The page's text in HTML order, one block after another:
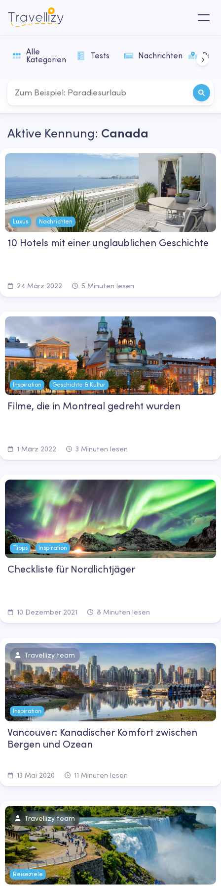
Alle
Kategorien
Tests Nachrichten
Aktive Kennung: Canada
Luxus Nachrichten
10 Hotels mit einer unglaublichen Geschichte
24 März 2022 5 Minuten lesen
Inspiration Geschichte & Kultur
Filme, die in Montreal gedreht wurden
1 März 2022 3 Minuten lesen
Tipps Inspiration
Checkliste für Nordlichtjäger
10 Dezember 2021 8 Minuten lesen
Travellizy team
Inspiration
Vancouver: Kanadischer Komfort zwischen
Bergen und Ozean
13 Mai 2020 11 Minuten lesen
Travellizy team
Reiseziele